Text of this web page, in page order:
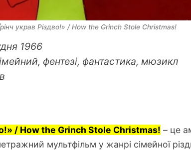
украв Різдво!» / How the Grinch Stole Christmas!
1966
фентезі, фантастика, мюзикл
/ How the Grinch Stole Christmas! – це
мультфільм у жанрі сімейної